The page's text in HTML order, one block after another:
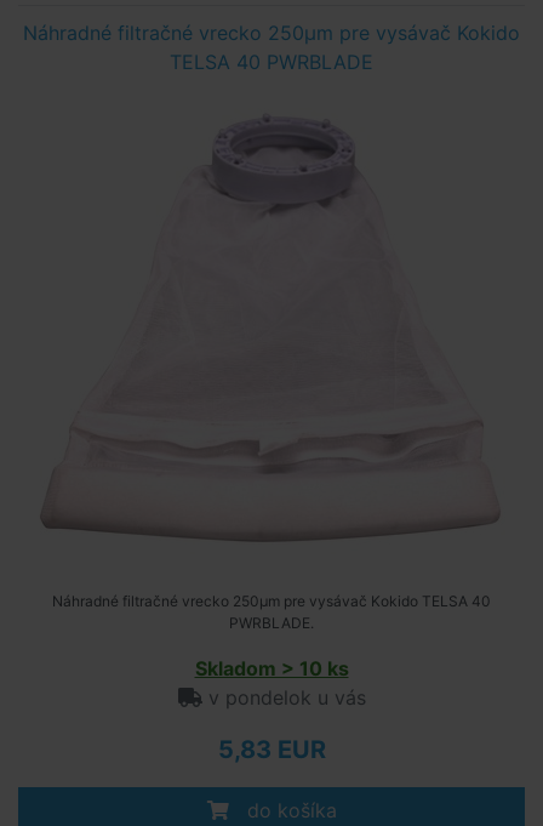
Náhradné filtračné vrecko 250μm pre vysávač Kokido
TELSA 40 PWRBLADE
Náhradné filtračné vrecko 250μm pre vysávač Kokido TELSA 40
PWRBLADE.
Skladom > 10 ks
v pondelok u vás
5,83 EUR
do košíka